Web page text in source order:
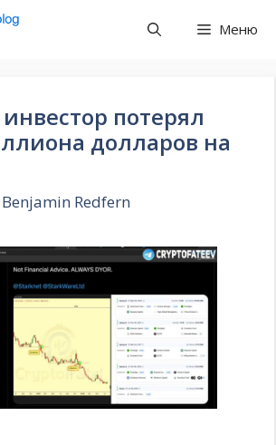
Меню
потерял
долларов на
Benjamin Redfern